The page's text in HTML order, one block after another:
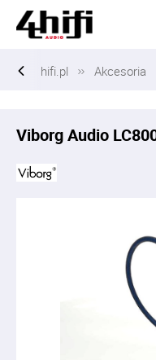
hifi.pl Akcesoria
Viborg Audio